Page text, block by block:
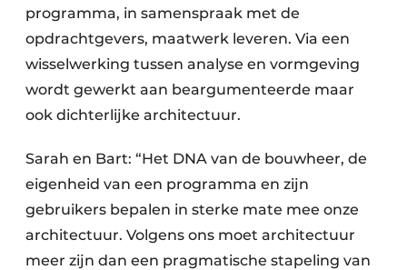
programma, in samenspraak met de
opdrachtgevers, maatwerk leveren. Via een
wisselwerking tussen analyse en vormgeving
wordt gewerkt aan beargumenteerde maar
ook dichterlijke architectuur.
Sarah en Bart: “Het DNA van de bouwheer, de
eigenheid van een programma en zijn
gebruikers bepalen in sterke mate mee onze
architectuur. Volgens ons moet architectuur
meer zijn dan een pragmatische stapeling van